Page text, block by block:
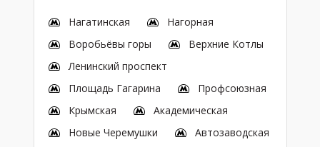
Нагатинская
Нагорная
Воробьёвы горы
Верхние Котлы
Ленинский проспект
Площадь Гагарина
Профсоюзная
Крымская
Академическая
Новые Черемушки
Автозаводская